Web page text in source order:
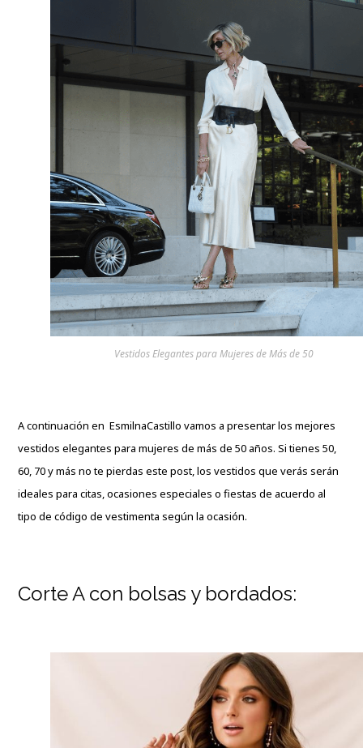
Vestidos Elegantes para Mujeres de Más de 50
A continuación enEsmilnaCastillo vamos a presentar los mejores
vestidos elegantes para mujeres de más de 50 años. Si tienes 50,
60, 70 y más no te pierdas este post, los vestidos que verás serán
ideales para citas, ocasiones especiales o fiestas de acuerdo al
tipo de código de vestimenta según la ocasión.
Corte A con bolsas y bordados: